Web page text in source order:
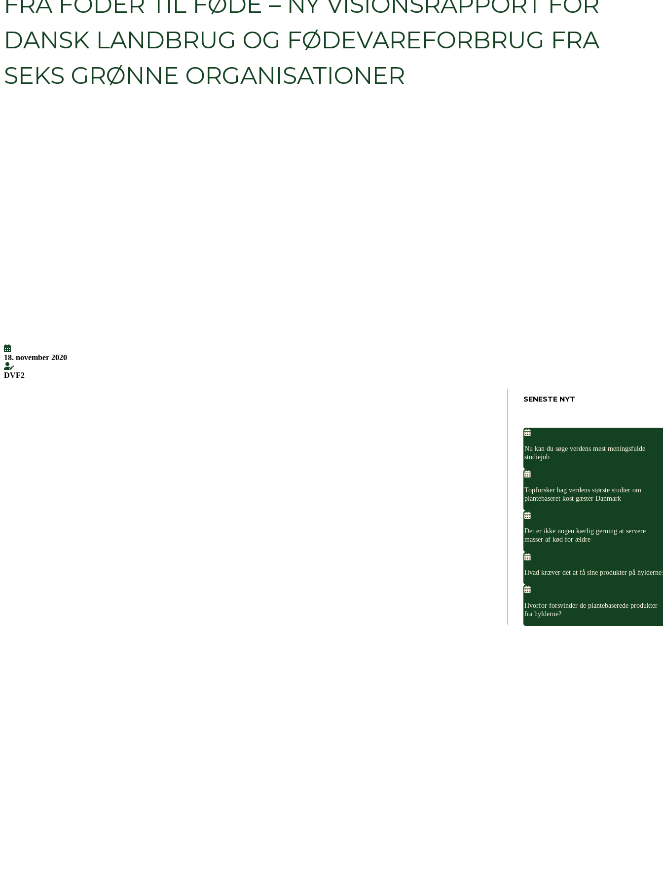
DANSK LANDBRUG OG FØDEVAREFORBRUG FRA
SEKS GRØNNE ORGANISATIONER
18. november 2020
DVF2
SENESTE NYT
Nu kan du søge verdens mest meningsfulde
studiejob
Topforsker bag verdens største studier om
plantebaseret kost gæster Danmark
Det er ikke nogen kærlig gerning at servere
masser af kød for ældre
Hvad kræver det at få sine produkter på
Hvorfor forsvinder de plantebaserede produkter
fra hylderne?